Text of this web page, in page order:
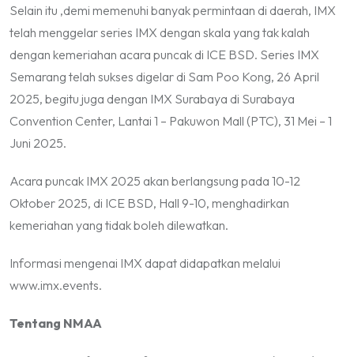
Selain itu ,demi memenuhi banyak permintaan di daerah, IMX
telah menggelar series IMX dengan skala yang tak kalah
dengan kemeriahan acara puncak di ICE BSD. Series IMX
Semarang telah sukses digelar di Sam Poo Kong, 26 April
2025, begitu juga dengan IMX Surabaya di Surabaya
Convention Center, Lantai 1 – Pakuwon Mall (PTC), 31 Mei – 1
Juni 2025.
Acara puncak IMX 2025 akan berlangsung pada 10-12
Oktober 2025, di ICE BSD, Hall 9-10, menghadirkan
kemeriahan yang tidak boleh dilewatkan.
Informasi mengenai IMX dapat didapatkan melalui
www.imx.events.
Tentang NMAA